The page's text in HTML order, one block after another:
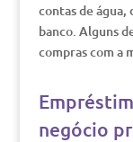
contas de
banco. Alguns
compras com a
negócio